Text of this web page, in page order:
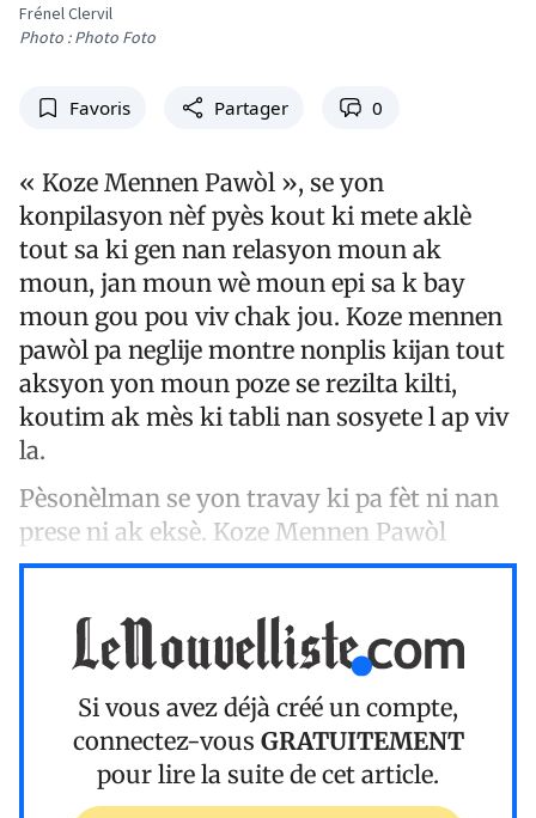
Frénel Clervil
Photo : Photo Foto
Favoris Partager 0
« Koze Mennen Pawòl », se yon
konpilasyon nèf pyès kout ki mete aklè
tout sa ki gen nan relasyon moun ak
moun, jan moun wè moun epi sa k bay
moun gou pou viv chak jou. Koze mennen
pawòl pa neglije montre nonplis kijan tout
aksyon yon moun poze se rezilta kilti,
koutim ak mès ki tabli nan sosyete l ap viv
la.
Pèsonèlman se yon travay ki pa fèt ni nan
prese ni ak eksè. Koze Mennen Pawòl
Si vous avez déjà créé un compte,
connectez-vous GRATUITEMENT
pour lire la suite de cet article.